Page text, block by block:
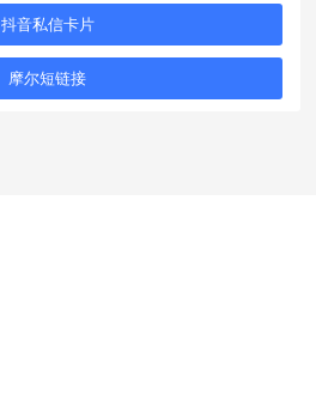
抖音私信卡片
摩尔短链接